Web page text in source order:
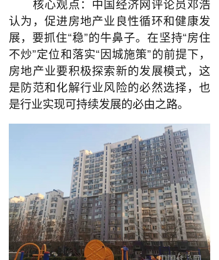
核心观点：中国经济网评论员邓浩
认为，促进房地产业良性循环和健康发
展，要抓住“稳”的牛鼻子。在坚持“房住
不炒”定位和落实“因城施策”的前提下，
房地产业要积极探索新的发展模式，这
是防范和化解行业风险的必然选择，也
是行业实现可持续发展的必由之路。